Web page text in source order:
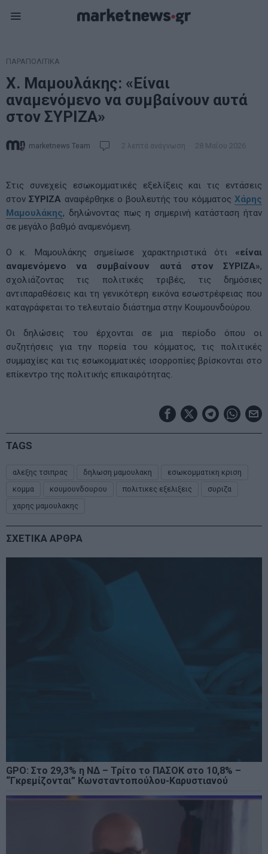
ΠΑΡΑΠΟΛΙΤΙΚΑ
Χ. Μαμουλάκης: «Είναι
αναμενόμενο να συμβαίνουν αυτά
στον ΣΥΡΙΖΑ»
marketnews Team 2 λεπτά ανάγνωση 28 Μαΐου 2026
Στις συνεχείς εσωκομματικές εξελίξεις και τις εντάσεις
στονΣΥΡΙΖΑ αναφέρθηκε ο βουλευτής του κόμματοςΧάρης
Μαμουλάκης, δηλώνοντας πως η σημερινή κατάσταση ήταν
σε μεγάλο βαθμό αναμενόμενη.
Ο κ. Μαμουλάκης σημείωσε χαρακτηριστικά ότι «είναι
αναμενόμενο να συμβαίνουν αυτά στον ΣΥΡΙΖΑ»,
σχολιάζοντας τις πολιτικές τριβές, τις δημόσιες
αντιπαραθέσεις και τη γενικότερη εικόνα εσωστρέφειας που
καταγράφεται το τελευταίο διάστημα στην Κουμουνδούρου.
Οι δηλώσεις του έρχονται σε μια περίοδο όπου οι
συζητήσεις για την πορεία του κόμματος, τις πολιτικές
συμμαχίες και τις εσωκομματικές ισορροπίες βρίσκονται στο
επίκεντρο της πολιτικής επικαιρότητας.
TAGS
αλεξης τσιπρας δηλωση μαμουλακη
εσωκομματικη κριση
κομμα
κουμουνδουρου πολιτικες εξελιξεις
συριζα
χαρης μαμουλακης
ΣΧΕΤΙΚΑ ΑΡΘΡΑ
GPO: Στο 29,3% η ΝΔ – Τρίτο το ΠΑΣΟΚ στο 10,8% –
“Γκρεμίζονται” Κωνσταντοπούλου-Καρυστιανού